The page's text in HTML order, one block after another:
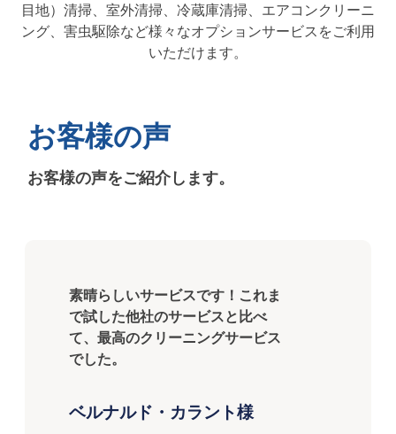
目地）清掃、室外清掃、冷蔵庫清掃、エアコンクリーニ
ング、害虫駆除など様々なオプションサービスをご利用
いただけます。
お客様の声
お客様の声をご紹介します。
細かな注文を出さなくても、隅々
まできれいに掃除してもらえまし
た。とても気に入りました。
インテンシブクリーニング（集中清